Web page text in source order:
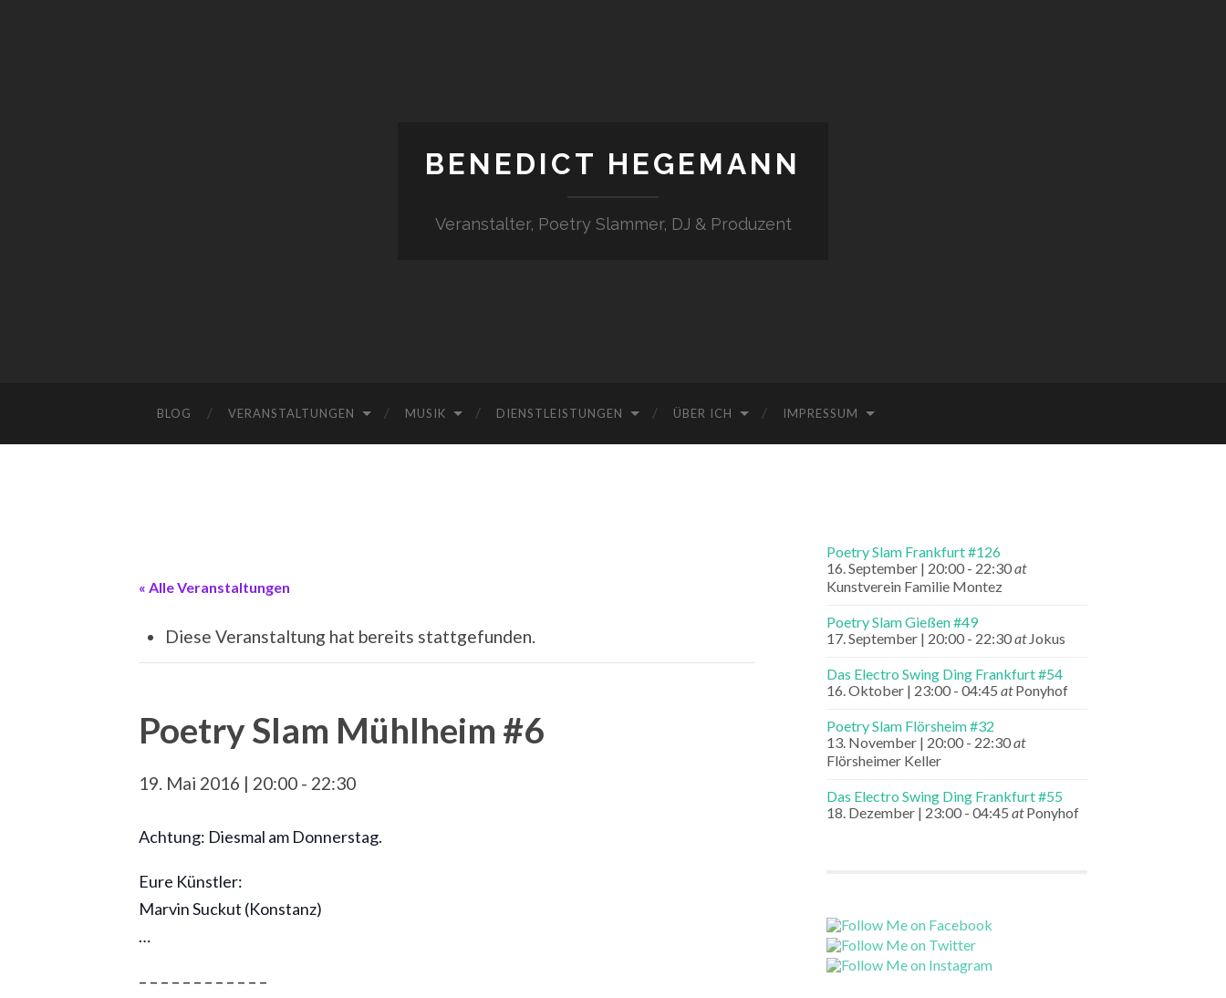
BENEDICT HEGEMANN
Veranstalter, Poetry Slammer, DJ & Produzent
BLOG VERANSTALTUNGEN MUSIK DIENSTLEISTUNGEN ÜBER ICH IMPRESSUM
« Alle Veranstaltungen
Diese Veranstaltung hat bereits stattgefunden.
Poetry Slam Mühlheim #6
19. Mai 2016 | 20:00 - 22:30
Achtung: Diesmal am Donnerstag.
Eure Künstler:
Marvin Suckut (Konstanz)
…
– – – – – – – – – – – –
Poetry Slam Frankfurt #126
16. September | 20:00 - 22:30at
Kunstverein Familie Montez
Poetry Slam Gießen #49
17. September | 20:00 - 22:30at Jokus
Das Electro Swing Ding Frankfurt #54
16. Oktober | 23:00 - 04:45 atPonyhof
Poetry Slam Flörsheim #32
13. November | 20:00 - 22:30at
Flörsheimer Keller
Das Electro Swing Ding Frankfurt #55
18. Dezember | 23:00 - 04:45 atPonyhof